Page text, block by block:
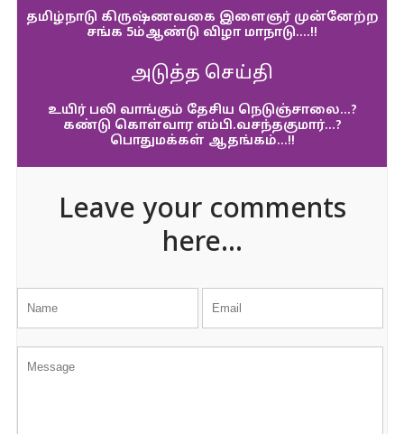
தமிழ்நாடு கிருஷ்ணவகை இளைஞர் முன்னேற்ற
சங்க 5ம்ஆண்டு விழா மாநாடு….!!
அடுத்த செய்தி
உயிர் பலி வாங்கும் தேசிய நெடுஞ்சாலை…?
கண்டு கொள்வார எம்பி.வசந்தகுமார்…?
பொதுமக்கள் ஆதங்கம்…!!
Leave your comments
here...